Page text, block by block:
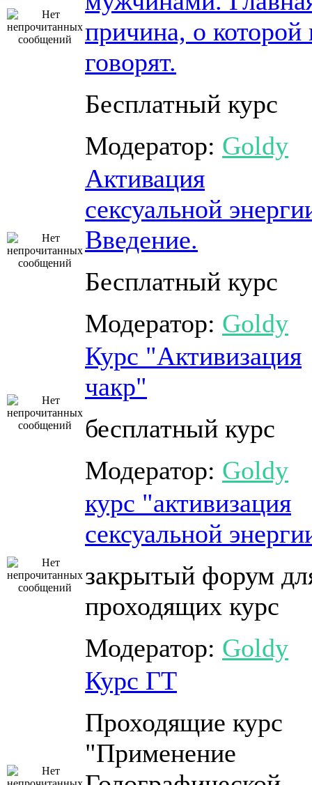
причина, о которой
говорят.
Бесплатный курс
Модератор: Goldy
Активация
сексуальной
Введение.
Бесплатный курс
Модератор: Goldy
Курс "Активизация
чакр"
бесплатный курс
Модератор: Goldy
курс "активизация
сексуальной
закрытый форум
проходящих курс
Модератор: Goldy
Курс ГТ
Проходящие курс
"Применение